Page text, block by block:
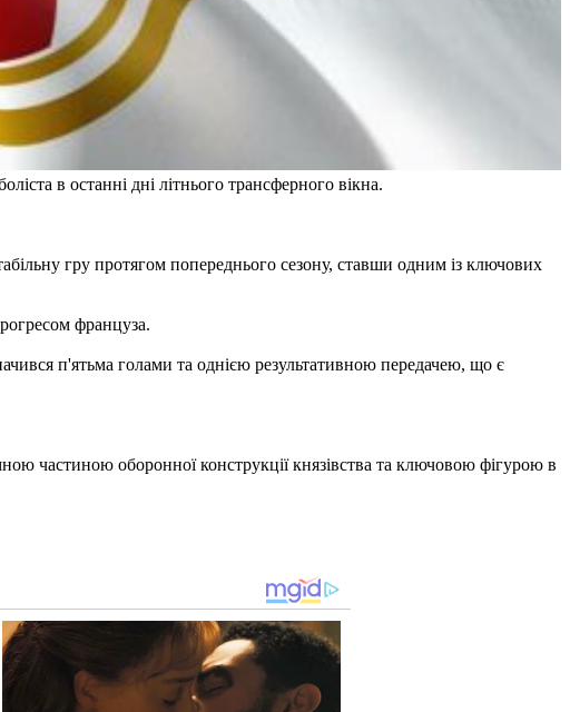
в останні дні літнього трансферного вікна.
гру протягом попереднього сезону, ставши одним із ключових
француза.
п'ятьма голами та однією результативною передачею, що є
частиною оборонної конструкції князівства та ключовою фігурою в